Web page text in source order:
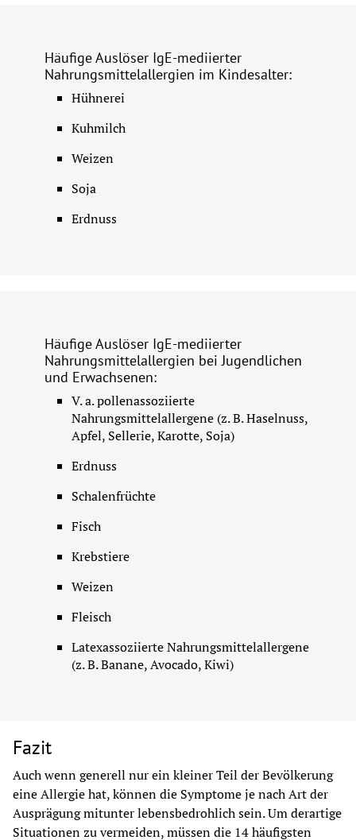
Häufige Auslöser IgE-mediierter
Nahrungsmittelallergien im Kindesalter:
Hühnerei
Kuhmilch
Weizen
Soja
Erdnuss
Häufige Auslöser IgE-mediierter
Nahrungsmittelallergien bei Jugendlichen
und Erwachsenen:
V. a. pollenassoziierte
Nahrungsmittelallergene (z. B. Haselnuss,
Apfel, Sellerie, Karotte, Soja)
Erdnuss
Schalenfrüchte
Fisch
Krebstiere
Weizen
Fleisch
Latexassoziierte Nahrungsmittelallergene
(z. B. Banane, Avocado, Kiwi)
Fazit
Auch wenn generell nur ein kleiner Teil der Bevölkerung
eine Allergie hat, können die Symptome je nach Art der
Ausprägung mitunter lebensbedrohlich sein. Um derartige
Situationen zu vermeiden, müssen die 14 häufigsten